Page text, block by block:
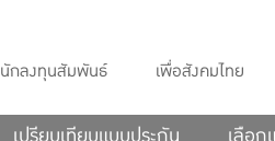
นักลงทุนสัมพันธ์ เพื่อสังคมไทย